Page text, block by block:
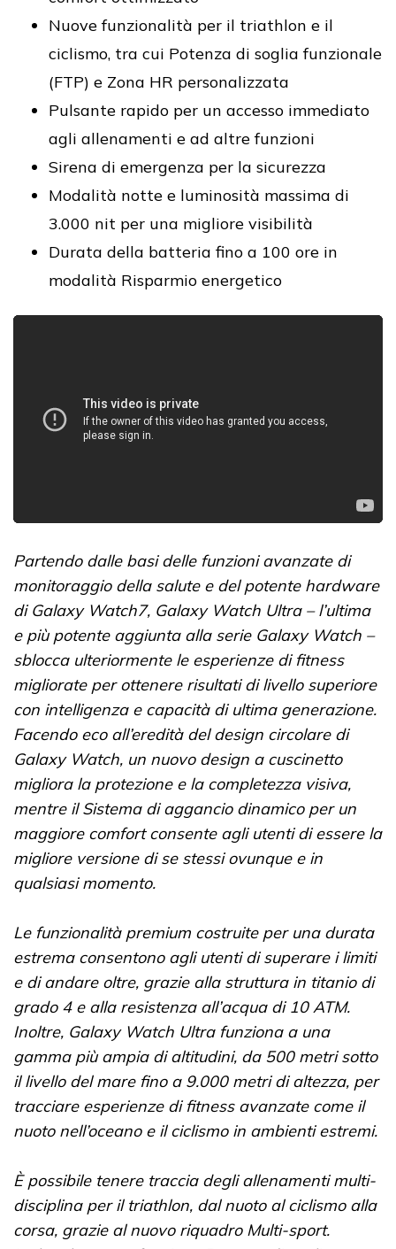
Nuove funzionalità per il triathlon e il
ciclismo, tra cui Potenza di soglia funzionale
(FTP) e Zona HR personalizzata
Pulsante rapido per un accesso immediato
agli allenamenti e ad altre funzioni
Sirena di emergenza per la sicurezza
Modalità notte e luminosità massima di
3.000 nit per una migliore visibilità
Durata della batteria fino a 100 ore in
modalità Risparmio energetico
Partendo dalle basi delle funzioni avanzate di
monitoraggio della salute e del potente hardware
di Galaxy Watch7, Galaxy Watch Ultra – l’ultima
e più potente aggiunta alla serie Galaxy Watch –
sblocca ulteriormente le esperienze di fitness
migliorate per ottenere risultati di livello superiore
con intelligenza e capacità di ultima generazione.
Facendo eco all’eredità del design circolare di
Galaxy Watch, un nuovo design a cuscinetto
migliora la protezione e la completezza visiva,
mentre il Sistema di aggancio dinamico per un
maggiore comfort consente agli utenti di essere la
migliore versione di se stessi ovunque e in
qualsiasi momento.
Le funzionalità premium costruite per una durata
estrema consentono agli utenti di superare i limiti
e di andare oltre, grazie alla struttura in titanio di
grado 4 e alla resistenza all’acqua di 10 ATM.
Inoltre, Galaxy Watch Ultra funziona a una
gamma più ampia di altitudini, da 500 metri sotto
il livello del mare fino a 9.000 metri di altezza, per
tracciare esperienze di fitness avanzate come il
nuoto nell’oceano e il ciclismo in ambienti estremi.
È possibile tenere traccia degli allenamenti multi-
disciplina per il triathlon, dal nuoto al ciclismo alla
corsa, grazie al nuovo riquadro Multi-sport.